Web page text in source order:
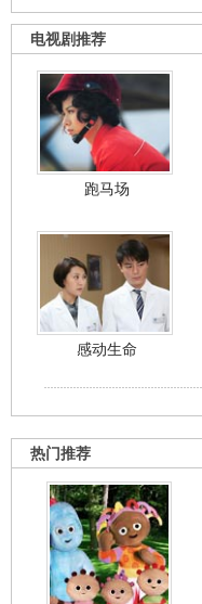
电视剧推荐
跑马场
感动生命
热门推荐